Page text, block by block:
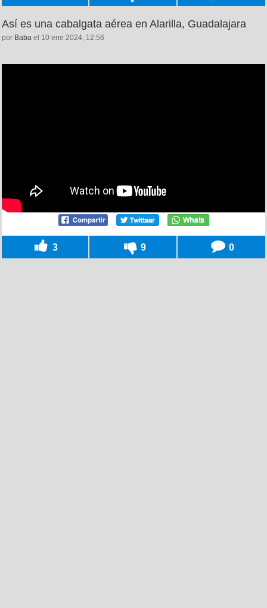
Así es una cabalgata aérea en Alarilla, Guadalajara
por Baba el 10 ene 2024, 12:56
3 9 0